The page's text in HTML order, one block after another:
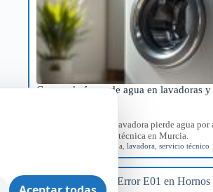
Causas de fugas de agua en lavadoras
Identifica por qué tu lavadora pierde agua por
consigue orientación técnica en Murcia.
fugas de agua ,lavadora ,servicio técnico